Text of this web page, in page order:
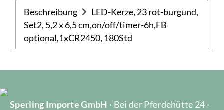
Beschreibung
LED-Kerze, 23 rot-burgund,
Set2, 5,2 x 6,5 cm,on/off/timer-6h,FB
optional,1xCR2450, 180Std
Sperling Importe GmbH · Bei der Pferdehütte 24 ·